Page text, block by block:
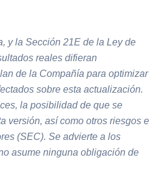
y la Sección 21E de la Ley de
reales difieran
de la Compañía para optimizar
sobre esta actualización.
la posibilidad de que se
versión, así como otros riesgos e
(SEC). Se advierte a los
asume ninguna obligación de